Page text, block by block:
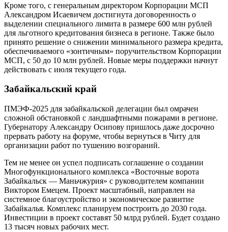
Кроме того, с генеральным директором Корпорации МСП
Александром Исаевичем достигнута договоренность о
выделении специального лимита в размере 600 млн рублей
для льготного кредитования бизнеса в регионе. Также было
принято решение о снижении минимального размера кредита,
обеспечиваемого «зонтичным» поручительством Корпорации
МСП, с 50 до 10 млн рублей. Новые меры поддержки начнут
действовать с июля текущего года.
Забайкальский край
ПМЭФ-2025 для забайкальской делегации был омрачен
сложной обстановкой с ландшафтными пожарами в регионе.
Губернатору Александру Осипову пришлось даже досрочно
прервать работу на форуме, чтобы вернуться в Читу для
организации работ по тушению возгораний.
Тем не менее он успел подписать соглашение о создании
Многофункционального комплекса «Восточные ворота
Забайкальск — Маньчжурия» с руководителем компании
Виктором Емецем. Проект масштабный, направлен на
системное благоустройство и экономическое развитие
Забайкалья. Комплекс планируем построить до 2030 года.
Инвестиции в проект составят 50 млрд рублей. Будет создано
13 тысяч новых рабочих мест.